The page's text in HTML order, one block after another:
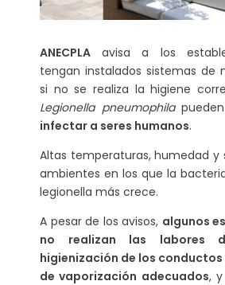
ANECPLA avisa a los
tengan instalados sistemas de
si no se realiza la higiene
Legionella pneumophila
infectar a seres humanos.
Altas temperaturas, humedad y
ambientes en los que la
legionella más crece.
A pesar de los avisos, algunos
no realizan las labores
higienización de los
de vaporización adecuados,